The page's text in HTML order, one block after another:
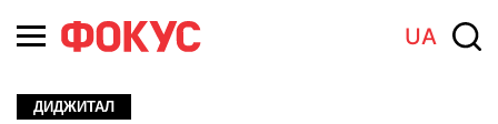
UA
ДИДЖИТАЛ